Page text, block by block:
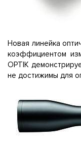
Новая линейка
коэффициентом
OPTIK
не достижимы для